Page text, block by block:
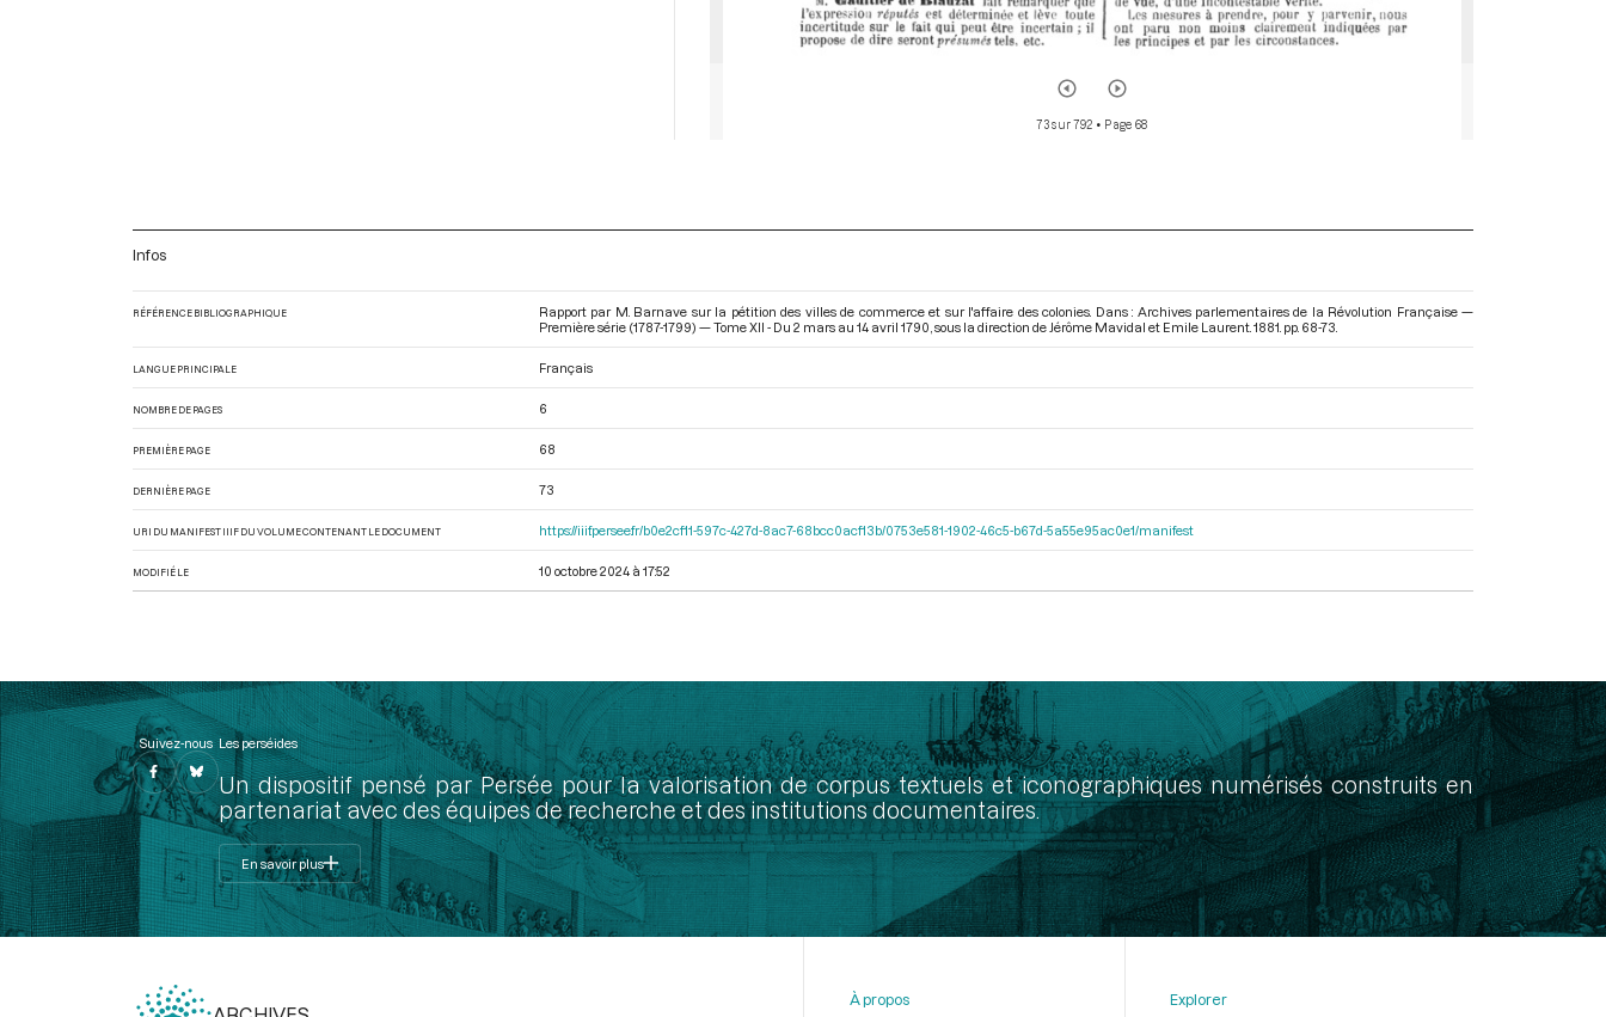
73 sur 792 • Page 68
Infos
RÉFÉRENCE BIBLIOGRAPHIQUE
Rapport par M. Barnave sur la pétition des villes de commerce et sur l'affaire des colonies. Dans : Archives parlementaires de la Révolution Française —
Première série (1787-1799) — Tome XII - Du 2 mars au 14 avril 1790 , sous la direction de Jérôme Mavidal et Emile Laurent. 1881. pp. 68-73.
LANGUE PRINCIPALE Français
NOMBRE DE PAGES 6
PREMIÈRE PAGE 68
DERNIÈRE PAGE 73
URI DU MANIFEST IIIF DU VOLUME CONTENANT LE DOCUMENT https://iiif.persee.fr/b0e2cf11-597c-427d-8ac7-68bcc0acf13b/0753e581-1902-46c5-b67d-5a55e95ac0e1/manifest
MODIFIÉ LE 10 octobre 2024 à 17:52
Suivez-nous Les perséides
Un dispositif pensé par Persée pour la valorisation de corpus textuels et iconographiques numérisés construits en
partenariat avec des équipes de recherche et des institutions documentaires.
En savoir plus
À propos Explorer